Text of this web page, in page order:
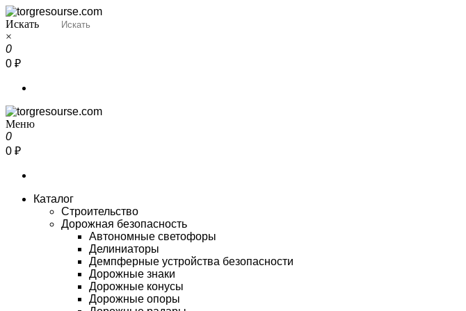
Перейти
к
содержимому
Torgresourse
Промышленный маркетплейс
Искать
×
0
0 ₽
Torgresourse
Промышленный маркетплейс
Меню
0
0 ₽
Каталог
Строительство
Дорожная безопасность
Автономные светофоры
Делиниаторы
Демпферные устройства безопасности
Дорожные знаки
Дорожные конусы
Дорожные опоры